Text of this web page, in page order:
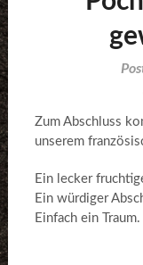
Zum Abschluss
unserem
Ein lecker
Ein würdiger
Einfach ein Traum.